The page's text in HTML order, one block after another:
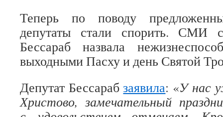
Теперь по поводу
депутаты стали спорить. СМИ
Бессараб назвала
выходными Пасху и день Святой
Депутат Бессарабзаявила: «У нас
Христово, замечательный